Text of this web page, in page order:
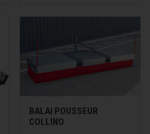
BALAI POUSSEUR
COLLINO